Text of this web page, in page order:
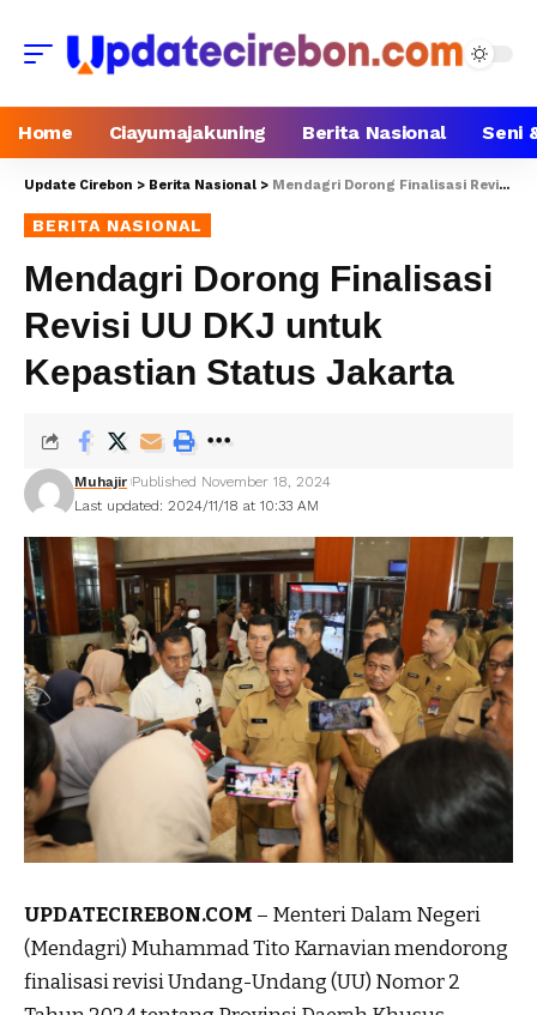
Home Ciayumajakuning Berita Nasional Seni
Update Cirebon > Berita Nasional > Mendagri Dorong Finalisasi Revisi UU DKJ untuk Kepastian Status Jakarta
BERITA NASIONAL
Mendagri Dorong Finalisasi
Revisi UU DKJ untuk
Kepastian Status Jakarta
Last updated: 2024/11/18 at 10:33 AM
Muhajir Published November 18, 2024
UPDATECIREBON.COM – Menteri Dalam Negeri
(Mendagri) Muhammad Tito Karnavian mendorong
finalisasi revisi Undang-Undang (UU) Nomor 2